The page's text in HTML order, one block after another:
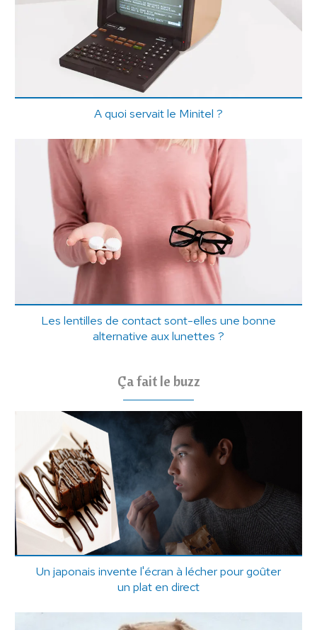
A quoi servait le Minitel ?
Les lentilles de contact sont-elles une bonne
alternative aux lunettes ?
Ça fait le buzz
Un japonais invente l'écran à lécher pour goûter
un plat en direct